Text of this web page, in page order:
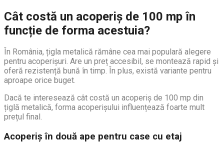
Cât costă un acoperiș de 100 mp în
funcție de forma acestuia?
În România, țigla metalică rămâne cea mai populară alegere
pentru acoperișuri. Are un preț accesibil, se montează rapid și
oferă rezistență bună în timp. În plus, există variante pentru
aproape orice buget.
Dacă te interesează cât costă un acoperiș de 100 mp din
țiglă metalică, forma acoperișului influențează foarte mult
prețul final.
Acoperiș în două ape pentru case cu etaj